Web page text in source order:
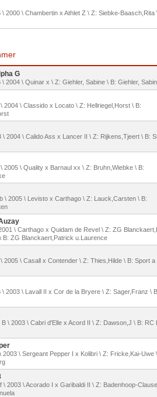
\ 2000 \ Chambertin x Athlet Z \ Z: Siebke-Baasch,Rita
G
\ 2004 \ Quinar x \ Z: Giehler, Sabine \ B: Giehler,
2004 \ Classido x Locato \ Z: Hellriegel,Horst \ B:
\ 2004 \ Calido Ass x Lancer II \ Z: Rijkens,Tjeert \ B:
2005 \ Quality x Barnaul xx \ Z: Bruhn,Wiebke \ B:
\ 2005 \ Levisto x Carthago \ Z: Lauck,Carsten \ B:
\ Carthago x Quidam de Revel \ Z: ZG
B: ZG Blanckaert,Patrick u.Laurence
2005 \ Casall x Contender \ Z: Thies,Hilde \ B: Sport a
\ 2003 \ Lavall II x Cor de la Bryere \ Z: Sager,Franz \
B \ 2003 \ Cabri d'Elle x Acord II \ Z: Dawson,J \ B: RC
2003 \ Sergeant Pepper I x Kolibri \ Z: Fricke,Kai-Uwe
\ 2003 \ Acorado I x Garibaldi II \ Z: Badenhoop-